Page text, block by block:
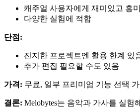
캐주얼 사용자에게 재미있고 흥
다양한 실험에 적합
단점:
진지한 프로젝트엔 활용 한계 있
추가 편집 필요할 수도 있음
가격: 무료, 일부 프리미엄 기능 선택
결론: Melobytes는 음악과 가사를 실험